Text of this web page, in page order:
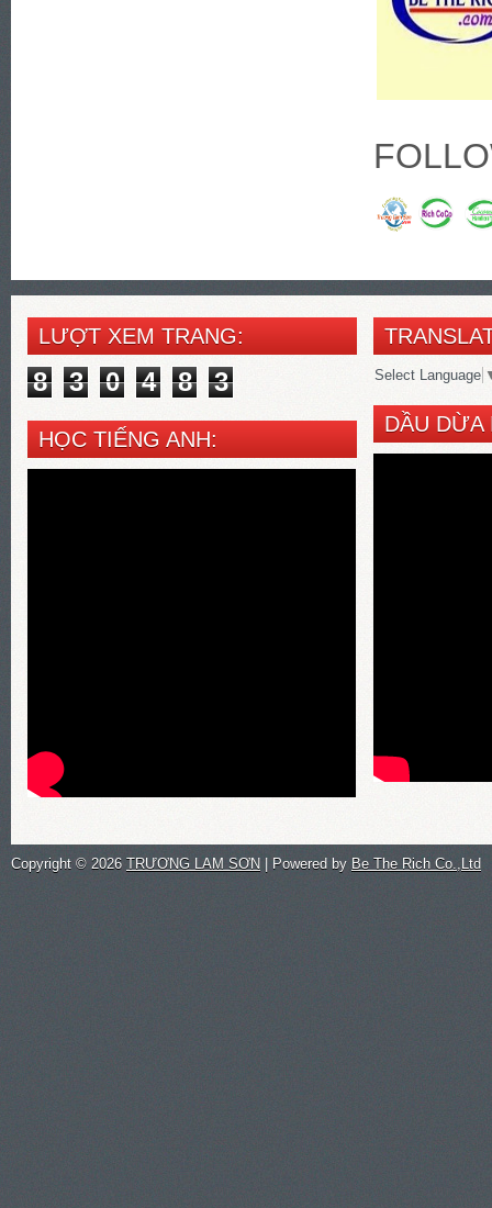
LƯỢT XEM TRANG:
8 3 0 4 8 3
HỌC TIẾNG ANH:
Select Language
DẦU DỪA
Copyright © 2026 TRƯƠNG LAM SƠN | Powered by Be The Rich Co.,Ltd